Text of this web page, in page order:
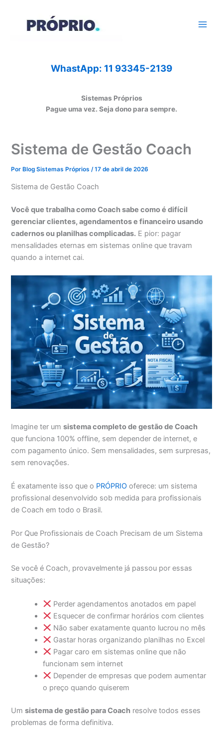
WhastApp: 11 93345-2139
Sistemas Próprios
Pague uma vez. Seja dono para sempre.
Sistema de Gestão Coach
Por Blog Sistemas Próprios/17 de abril de 2026
Sistema de Gestão Coach
Você que trabalha como Coach sabe como é difícil
gerenciar clientes, agendamentos e financeiro usando
cadernos ou planilhas complicadas. E pior: pagar
mensalidades eternas em sistemas online que travam
quando a internet cai.
Imagine ter umsistema completo de gestão de Coach
que funciona 100% offline, sem depender de internet, e
com pagamento único. Sem mensalidades, sem surpresas,
sem renovações.
É exatamente isso que o PRÓPRIO oferece: um sistema
profissional desenvolvido sob medida para profissionais
de Coach em todo o Brasil.
Por Que Profissionais de Coach Precisam de um Sistema
de Gestão?
Se você é Coach, provavelmente já passou por essas
situações:
Perder agendamentos anotados em papel
Esquecer de confirmar horários com clientes
Não saber exatamente quanto lucrou no mês
Gastar horas organizando planilhas no Excel
Pagar caro em sistemas online que não
funcionam sem internet
Depender de empresas que podem aumentar
o preço quando quiserem
Umsistema de gestão para Coach resolve todos esses
problemas de forma definitiva.